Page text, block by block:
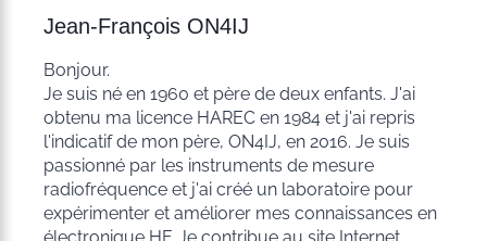
Jean-François ON4IJ
Bonjour.
Je suis né en 1960 et père de deux enfants. J'ai
obtenu ma licence HAREC en 1984 et j'ai repris
l'indicatif de mon père, ON4IJ, en 2016. Je suis
passionné par les instruments de mesure
radiofréquence et j'ai créé un laboratoire pour
expérimenter et améliorer mes connaissances en
électronique HF. Je contribue au site Internet